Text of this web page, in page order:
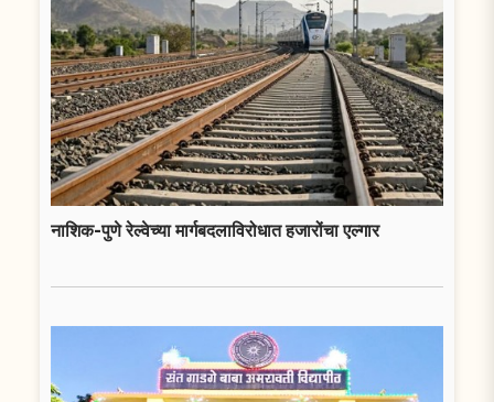
नाशिक-पुणे रेल्वेच्या मार्गबदलाविरोधात हजारोंचा एल्गार